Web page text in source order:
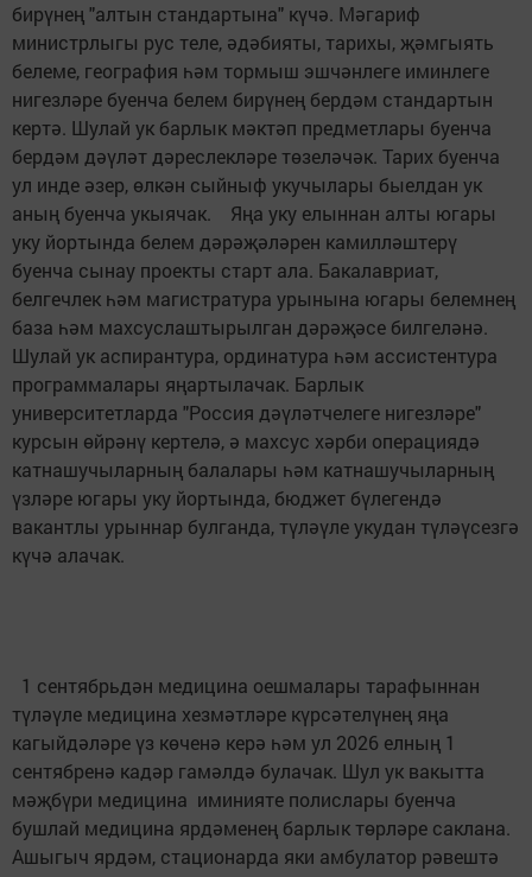
бирүнең "алтын стандартына" күчә. Мәгариф
министрлыгы рус теле, әдәбияты, тарихы, җәмгыять
белеме, география һәм тормыш эшчәнлеге иминлеге
нигезләре буенча белем бирүнең бердәм стандартын
кертә. Шулай ук барлык мәктәп предметлары буенча
бердәм дәүләт дәреслекләре төзеләчәк. Тарих буенча
ул инде әзер, өлкән сыйныф укучылары быелдан ук
аның буенча укыячак. Яңа уку елыннан алты югары
уку йортында белем дәрәҗәләрен камилләштерү
буенча сынау проекты старт ала. Бакалавриат,
белгечлек һәм магистратура урынына югары белемнең
база һәм махсуслаштырылган дәрәҗәсе билгеләнә.
Шулай ук аспирантура, ординатура һәм ассистентура
программалары яңартылачак. Барлык
университетларда "Россия дәүләтчелеге нигезләре"
курсын өйрәнү кертелә, ә махсус хәрби операциядә
катнашучыларның балалары һәм катнашучыларның
үзләре югары уку йортында, бюджет бүлегендә
вакантлы урыннар булганда, түләүле укудан түләүсезгә
күчә алачак.
1 сентябрьдән медицина оешмалары тарафыннан
түләүле медицина хезмәтләре күрсәтелүнең яңа
кагыйдәләре үз көченә керә һәм ул 2026 елның 1
сентябренә кадәр гамәлдә булачак. Шул ук вакытта
мәҗбүри медицина иминияте полислары буенча
бушлай медицина ярдәменең барлык төрләре саклана.
Ашыгыч ярдәм, стационарда яки амбулатор рәвештә